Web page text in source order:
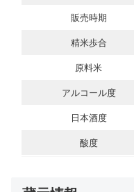
販売時期
精米歩合
原料米
アルコール度
日本酒度
酸度